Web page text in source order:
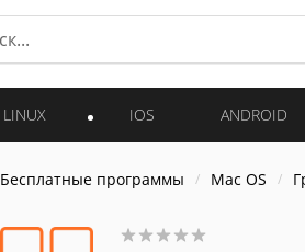
LINUX IOS ANDROID
Бесплатные программы Mac OS